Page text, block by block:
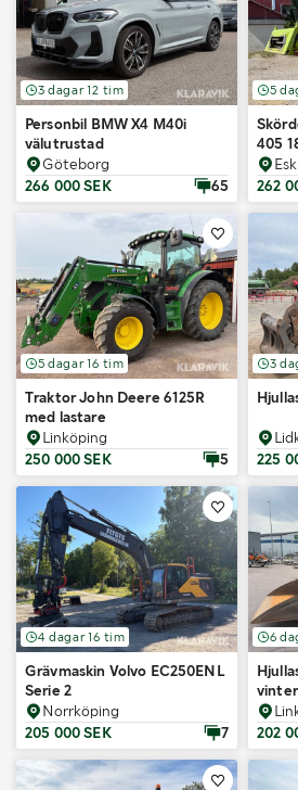
3 dagar 12 tim
Personbil BMW X4 M40i
välutrustad
Göteborg
266 000 SEK
65
5
405
262
5 dagar 16 tim
Traktor John Deere 6125R
med lastare
Linköping
250 000 SEK
5
3
225
4 dagar 16 tim
Grävmaskin Volvo EC250ENL
Serie 2
Norrköping
205 000 SEK
7
6
202